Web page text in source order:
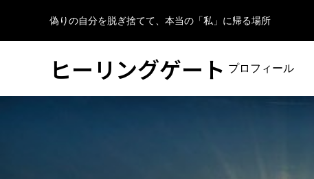
偽りの自分を脱ぎ捨てて、本当の「私」に帰る場所
ヒーリングゲート プロフィール